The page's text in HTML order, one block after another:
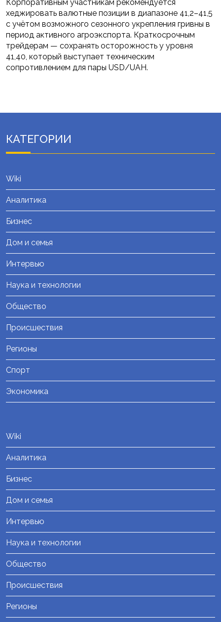
Корпоративным участникам рекомендуется
хеджировать валютные позиции в диапазоне 41,2–41,5
с учётом возможного сезонного укрепления гривны в
период активного агроэкспорта. Краткосрочным
трейдерам — сохранять осторожность у уровня
41,40, который выступает техническим
сопротивлением для пары USD/UAH.
КАТЕГОРИИ
Wiki
Аналитика
Бизнес
Дом и семья
Интервью
Наука и технологии
Общество
Происшествия
Регионы
Спорт
Экономика
Wiki
Аналитика
Бизнес
Дом и семья
Интервью
Наука и технологии
Общество
Происшествия
Регионы